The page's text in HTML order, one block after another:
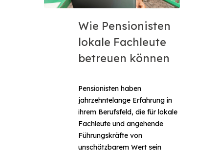
Wie Pensionisten
lokale Fachleute
betreuen können
Pensionisten haben
jahrzehntelange Erfahrung in
ihrem Berufsfeld, die für lokale
Fachleute und angehende
Führungskräfte von
unschätzbarem Wert sein